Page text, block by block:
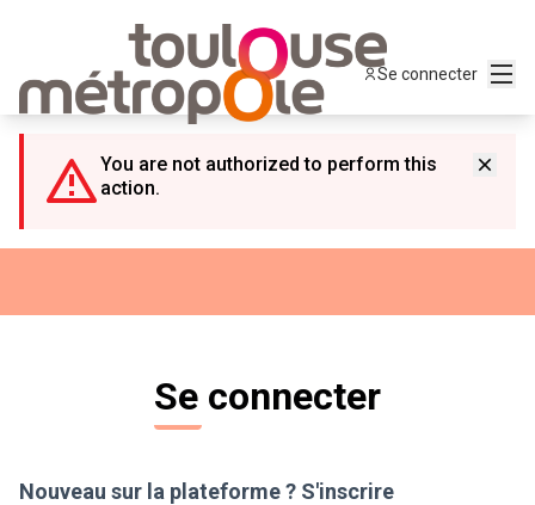
Se connecter
You are not authorized to perform this
action.
Se connecter
Nouveau sur la plateforme ? S'inscrire